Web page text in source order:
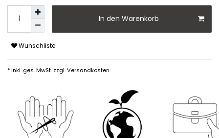
In den Warenkorb
Wunschliste
* inkl. ges. MwSt. zzgl.Versandkosten